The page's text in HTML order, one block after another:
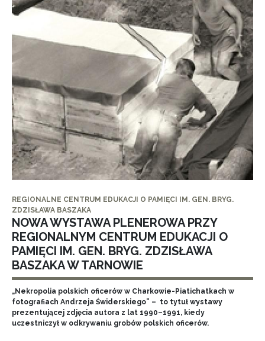
REGIONALNE CENTRUM EDUKACJI O PAMIĘCI IM. GEN. BRYG.
ZDZISŁAWA BASZAKA
NOWA WYSTAWA PLENEROWA PRZY
REGIONALNYM CENTRUM EDUKACJI O
PAMIĘCI IM. GEN. BRYG. ZDZISŁAWA
BASZAKA W TARNOWIE
„Nekropolia polskich oficerów w Charkowie-Piatichatkach w
fotografiach Andrzeja Świderskiego” – to tytuł wystawy
prezentującej zdjęcia autora z lat 1990–1991, kiedy
uczestniczył w odkrywaniu grobów polskich oficerów.